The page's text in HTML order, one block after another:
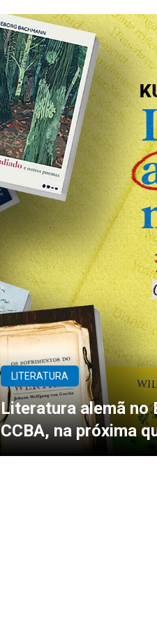
LITERATURA
Literatura alemã no
CCBA, na próxima